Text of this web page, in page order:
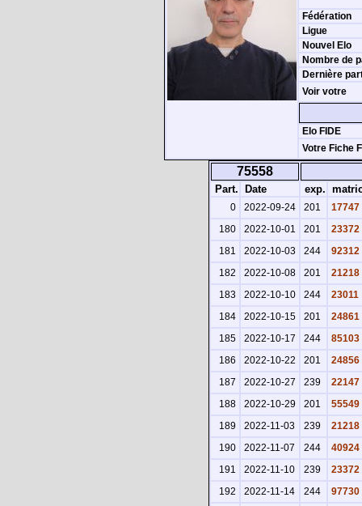
Fédération
Ligue
Nouvel Elo
Nombre de
Dernière
Voir votre
Elo FIDE
Votre Fiche
75558
Part. Date exp.
0 2022-09-24 201
17747
180
2022-10-01 201
23372
181
2022-10-03 244
92312
182
2022-10-08 201
21218
183
2022-10-10 244
23011
184
2022-10-15 201
24861
185
2022-10-17 244
85103
186
2022-10-22 201
24856
187
2022-10-27 239
22147
188
2022-10-29 201
55549
189
2022-11-03 239
21218
190
2022-11-07 244
40924
191
2022-11-10 239
23372
192
2022-11-14 244
97730